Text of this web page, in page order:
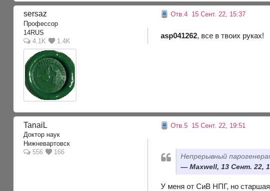
sersaz
Профессор
14RUS
4.1K
1.4K
Отв.4 15 Сент. 22, 15:37
asp041262, все в твоих руках!
TanaiL
Доктор наук
Нижневартовск
556
166
Отв.5 15 Сент. 22, 19:51
Непрерывный
Maxwell, 13 Сент. 22,
У меня от СиВ НПГ, но старшая